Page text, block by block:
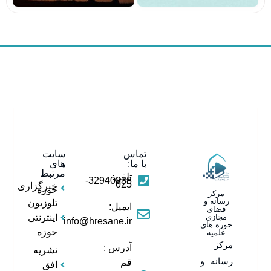
مرکز
رسانه و
فضای
مجازی
حوزه های
علمیه
مرکز
رسانه و
تماس
با ما:
تلفن:
32940838- 025
ایمیل:
info@hresane.ir
آدرس :
قم
سایت
های
مرتبط
خبرگزاری
حوزه
تلوزیون
اینترنتی
حوزه
نشریه
افق